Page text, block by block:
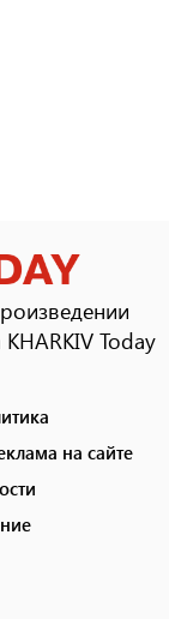
Today
на сайте